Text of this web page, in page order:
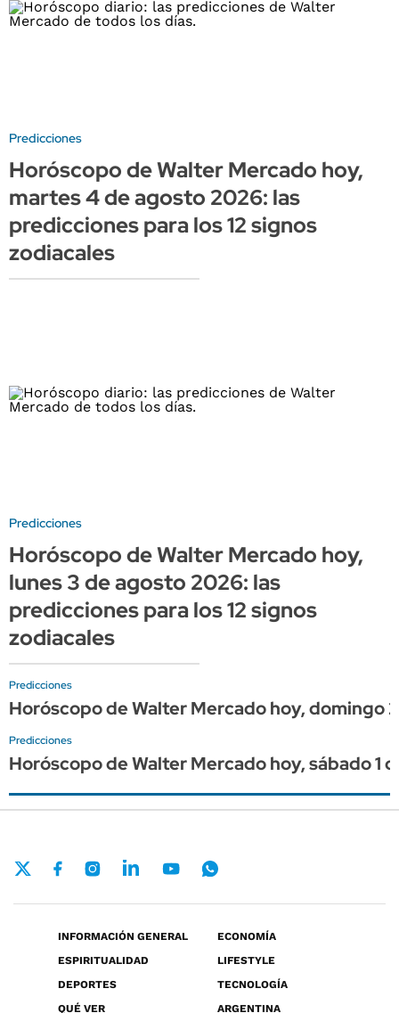
Predicciones
Horóscopo de Walter Mercado hoy,
martes 4 de agosto 2026: las
predicciones para los 12 signos
zodiacales
Predicciones
Horóscopo de Walter Mercado hoy,
lunes 3 de agosto 2026: las
predicciones para los 12 signos
zodiacales
Predicciones
Horóscopo de Walter Mercado hoy, domingo
Predicciones
Horóscopo de Walter Mercado hoy, sábado 1
INFORMACIÓN GENERAL
ECONOMÍA
ESPIRITUALIDAD
LIFESTYLE
DEPORTES
TECNOLOGÍA
QUÉ VER
ARGENTINA